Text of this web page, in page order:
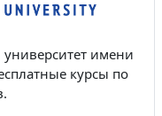
имени
курсы по